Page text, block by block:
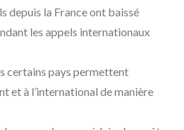
depuis la France ont baissé
les appels internationaux
certains pays permettent
et à l’international de manière